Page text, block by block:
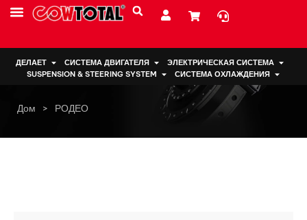
ДЕЛАЕТ СИСТЕМА ДВИГАТЕЛЯ
ЭЛЕКТРИЧЕСКАЯ СИСТЕМА
SUSPENSION & STEERING SYSTEM
СИСТЕМА ОХЛАЖДЕНИЯ
Дом > РОДЕО